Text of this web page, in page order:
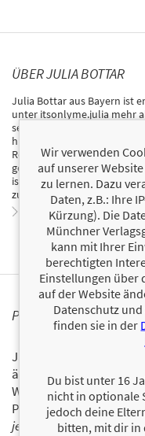
ÜBER JULIA BOTTAR
Julia Bottar aus Bayern ist
unter itsonlyme.julia mehr
selbst hat 2016 mehr als 35
hungern. Seitdem hält sie
Rezepte, die erst einmal
gesunde Varianten
ist, mit ein paar kleinen
zu erreichen, ohne Diät
Zum Profil von Julia
PERSONALISIERTE
Ja, ich will über
ähnliche Produkte
Wir halten Sie per E-
Programm der
jetzt ein!
Wir verwenden
auf unserer
zu lernen. Dazu
Daten, z.B.: Ihre
Kürzung). Die
Münchner
kann mit Ihrer
berechtigten
Einstellungen über
auf der Website
Datenschutz
finden sie in der
Du bist unter 16
nicht in optionale
jedoch deine
bitten, mit dir in